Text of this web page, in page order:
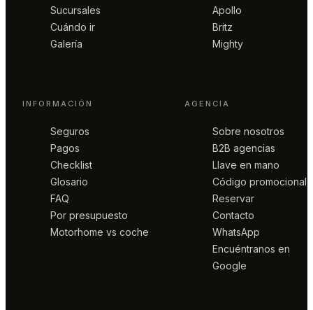
Sucursales
Cuándo ir
Galería
Apollo
Britz
Mighty
INFORMACIÓN
Seguros
Pagos
Checklist
Glosario
FAQ
Por presupuesto
Motorhome vs coche
AGENCIA
Sobre nosotros
B2B agencias
Llave en mano
Código promocional
Reservar
Contacto
WhatsApp
Encuéntranos en
Google